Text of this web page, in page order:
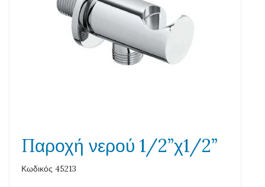
Παροχή νερού 1/2”χ1/2”
Κωδικός 45213